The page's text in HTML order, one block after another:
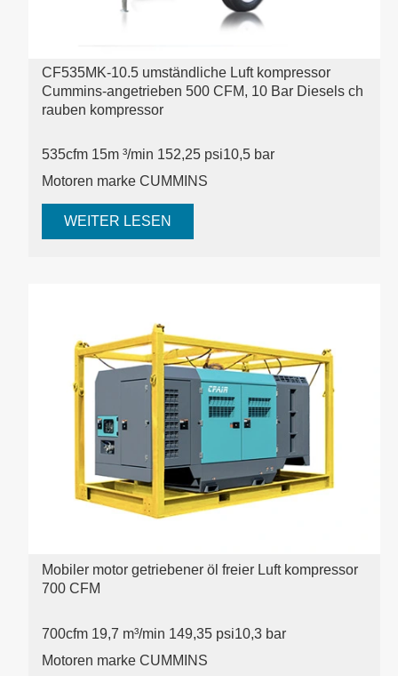
CF535MK-10.5 umständliche Luft kompressor
Cummins-angetrieben 500 CFM, 10 Bar Diesels ch
rauben kompressor
535cfm 15m ³/min 152,25 psi10,5 bar
Motoren marke CUMMINS
WEITER LESEN
Mobiler motor getriebener öl freier Luft kompressor
700 CFM
700cfm 19,7 m³/min 149,35 psi10,3 bar
Motoren marke CUMMINS